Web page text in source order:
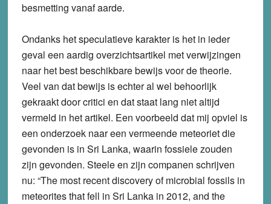
besmetting vanaf aarde.
Ondanks het speculatieve karakter is het in ieder
geval een aardig overzichtsartikel met verwijzingen
naar het best beschikbare bewijs voor de theorie.
Veel van dat bewijs is echter al wel behoorlijk
gekraakt door critici en dat staat lang niet altijd
vermeld in het artikel. Een voorbeeld dat mij opviel is
een onderzoek naar een vermeende meteoriet die
gevonden is in Sri Lanka, waarin fossiele zouden
zijn gevonden. Steele en zijn companen schrijven
nu: “The most recent discovery of microbial fossils in
meteorites that fell in Sri Lanka in 2012, and the